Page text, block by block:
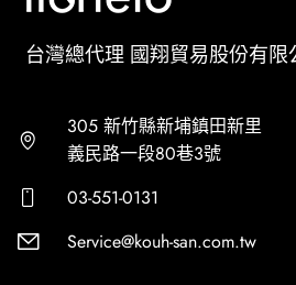
台灣總代理 國翔貿易股份有限
305 新竹縣新埔鎮田新里
義民路一段80巷3號
03-551-0131
Service@kouh-san.com.tw